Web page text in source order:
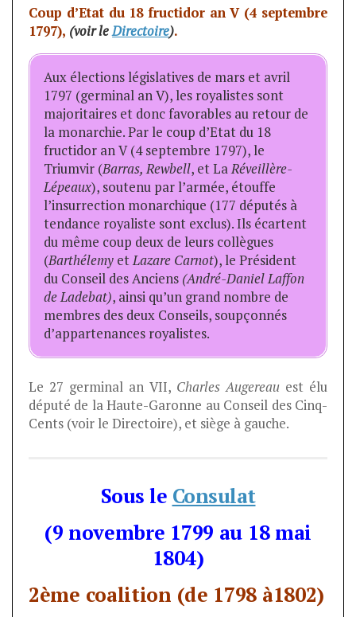
Coup d’Etat du 18 fructidor an V (4 septembre
1797), (voir leDirectoire).
Aux élections législatives de mars et avril
1797 (germinal an V), les royalistes sont
majoritaires et donc favorables au retour de
la monarchie. Par le coup d’Etat du 18
fructidor an V (4 septembre 1797), le
Triumvir (Barras, Rewbell, et LaRéveillère-
Lépeaux), soutenu par l’armée, étouffe
l’insurrection monarchique (177 députés à
tendance royaliste sont exclus). Ils écartent
du même coup deux de leurs collègues
(BarthélemyetLazare Carnot), le Président
du Conseil des Anciens(André-Daniel Laffon
de Ladebat), ainsi qu’un grand nombre de
membres des deux Conseils, soupçonnés
d’appartenances royalistes.
Le 27 germinal an VII, Charles Augereau est élu
député de la Haute-Garonne au Conseil des Cinq-
Cents (voir le Directoire), et siège à gauche.
Sous le Consulat
(9 novembre 1799 au 18 mai
1804)
2ème coalition (de 1798 à1802)